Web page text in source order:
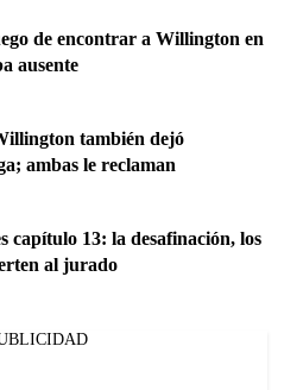
de encontrar a Willington en
ausente
también dejó
ambas le reclaman
capítulo 13: la desafinación, los
al jurado